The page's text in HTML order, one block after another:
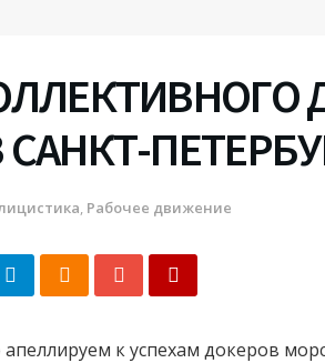
, Рабочее движение
к успехам докеров